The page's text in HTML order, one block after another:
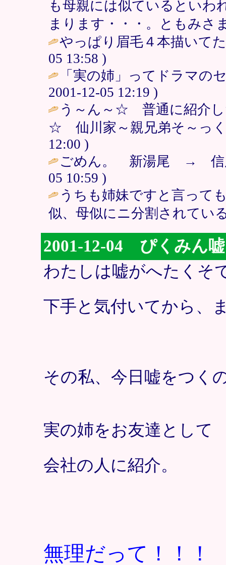
も母親には似ているといわ
まります・・・。ともみさ
やっぱり眉毛４本描いて
05 13:58 )
「実の姉」ってドラマの
2001-12-05 12:19 )
う～ん～☆ 普通に紹介し
☆ 仙川家～親兄弟そ～っく
12:00 )
ごめん。 新湯尾 → 信
05 10:59 )
うちも姉妹ですと言って
似、母似にニ分割されてい
2001-12-04 ぴくみん
わたしは嘘がへたくそ
下手と気付いてから、
その私、今日嘘をつく
実の姉をお友達として
会社の人に紹介。
無理だって！！！